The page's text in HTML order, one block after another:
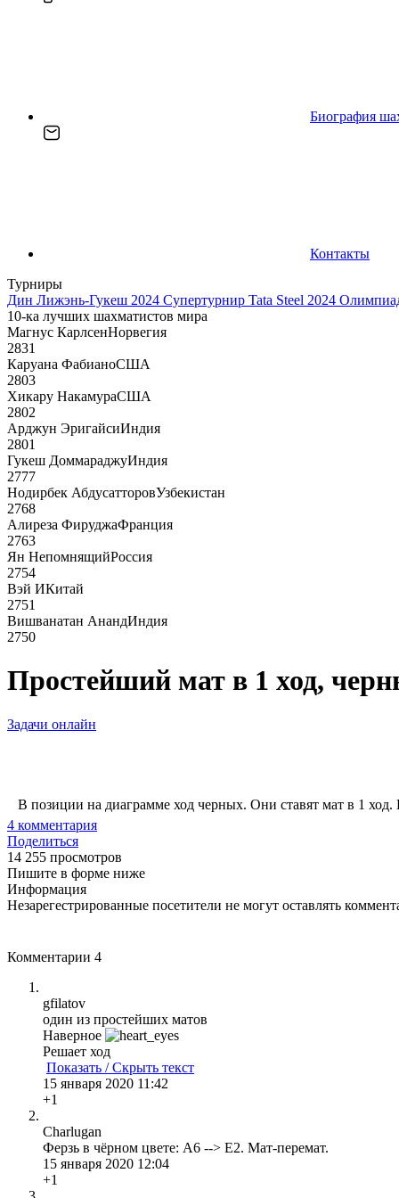
Биография
Контакты
Турниры
Дин Лижэнь-Гукеш 2024 Супертурнир Tata Steel 2024
10-ка лучших шахматистов мира
Магнус КарлсенНорвегия
2831
Каруана ФабианоСША
2803
Хикару НакамураСША
2802
Арджун ЭригайсиИндия
2801
Гукеш ДоммараджуИндия
2777
Нодирбек АбдусатторовУзбекистан
2768
Алиреза ФируджаФранция
2763
Ян НепомнящийРоссия
2754
Вэй ИКитай
2751
Вишванатан АнандИндия
2750
Простейший мат в 1 ход,
Задачи онлайн
В позиции на диаграмме ход черных. Они ставят мат в 1
4 комментария
Поделиться
14 255 просмотров
Пишите в форме ниже
Информация
Незарегестрированные посетители не могут оставлять
Комментарии 4
gfilatov
один из простейших матов
Наверное
Решает ход
Показать / Скрыть текст
15 января 2020 11:42
+1
Charlugan
Ферзь в чёрном цвете: A6 --> E2. Мат-перемат.
15 января 2020 12:04
+1